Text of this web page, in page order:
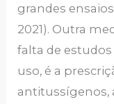
grandes
2021). Outra
falta de
uso, é a
antitussígenos,